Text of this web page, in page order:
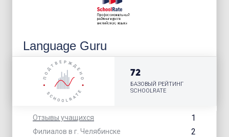
Language Guru
Отзывы учащихся 1
Филиалов в г. Челябинске 2
72
БАЗОВЫЙ РЕЙТИНГ
SCHOOLRATE